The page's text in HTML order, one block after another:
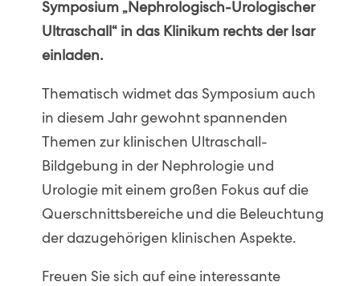
Symposium „Nephrologisch-Urologischer
Ultraschall“ in das Klinikum rechts der Isar
einladen.
Thematisch widmet das Symposium auch
in diesem Jahr gewohnt spannenden
Themen zur klinischen Ultraschall-
Bildgebung in der Nephrologie und
Urologie mit einem großen Fokus auf die
Querschnittsbereiche und die Beleuchtung
der dazugehörigen klinischen Aspekte.
Freuen Sie sich auf eine interessante